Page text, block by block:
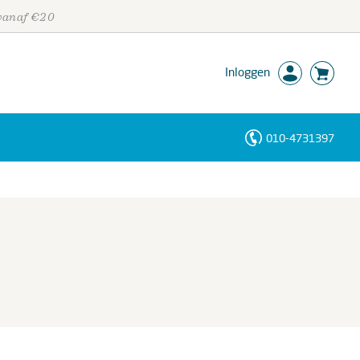
€20
Inloggen
010-4731397
Personen